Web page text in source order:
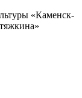
«Каменск-